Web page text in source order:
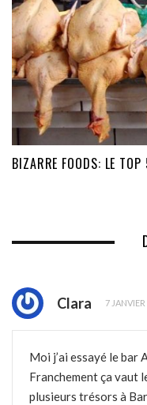
BIZARRE FOODS: LE
Clara 7
Moi j’ai essayé le bar
Franchement ça vaut
plusieurs trésors à